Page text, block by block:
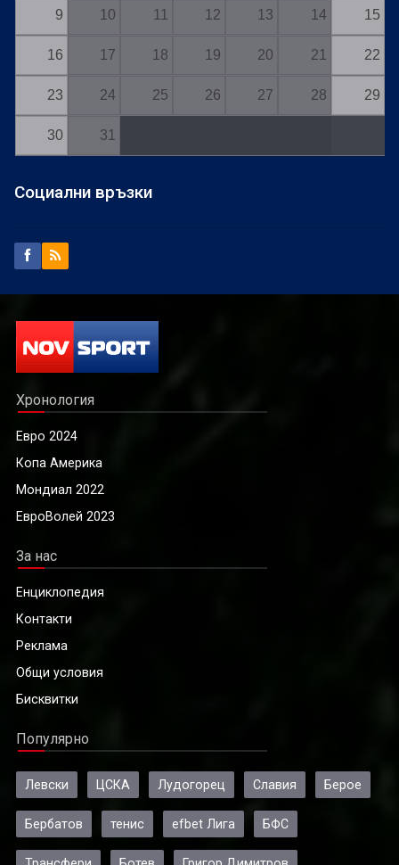
9 10 11 12 13 14 15
16 17 18 19 20 21 22
23 24 25 26 27 28 29
30 31
Социални връзки
Хронология
Евро 2024
Копа Америка
Мондиал 2022
ЕвроВолей 2023
За нас
Енциклопедия
Контакти
Реклама
Общи условия
Бисквитки
Популярно
Левски ЦСКА Лудогорец Славия Берое
Бербатов тенис efbet Лига БФС